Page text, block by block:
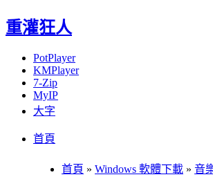
重灌狂人
PotPlayer
KMPlayer
7-Zip
MyIP
大字
首頁
首頁 » Windows 軟體下載 » 音